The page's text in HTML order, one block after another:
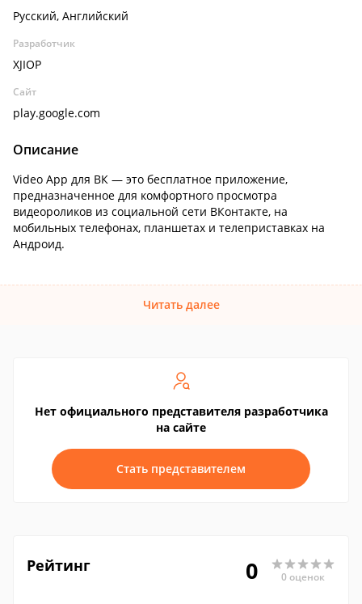
Русский, Английский
Разработчик
XJIOP
Сайт
play.google.com
Описание
Video App для ВК — это бесплатное приложение,
предназначенное для комфортного просмотра
видеороликов из социальной сети ВКонтакте, на
мобильных телефонах, планшетах и телеприставках на
Андроид.
Читать далее
Нет официального представителя разработчика
на сайте
Стать представителем
Рейтинг 0 0 оценок